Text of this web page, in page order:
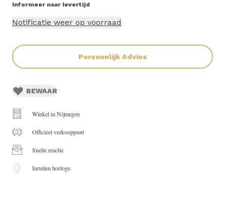
Informeer naar levertijd
Notificatie weer op voorraad
Persoonlijk Advies
BEWAAR
Winkel in Nijmegen
Officieel verkooppunt
Snelle reactie
Inruilen horloge